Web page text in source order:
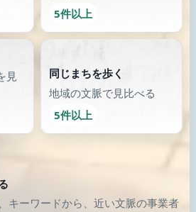
5件以上
見
同じまちを歩く
地域の文脈で見比べる
5件以上
キーワードから、近い文脈の事業者